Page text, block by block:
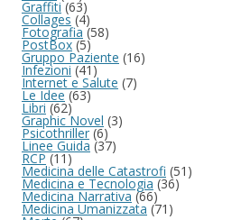
Graffiti(63)
Collages (4)
Fotografia (58)
PostBox(5)
Gruppo Paziente (16)
Infezioni(41)
Internet e Salute (7)
Le Idee(63)
Libri(62)
Graphic Novel (3)
Psicothriller(6)
Linee Guida (37)
RCP(11)
Medicina delle Catastrofi (51)
Medicina e Tecnologia(36)
Medicina Narrativa(66)
Medicina Umanizzata (71)